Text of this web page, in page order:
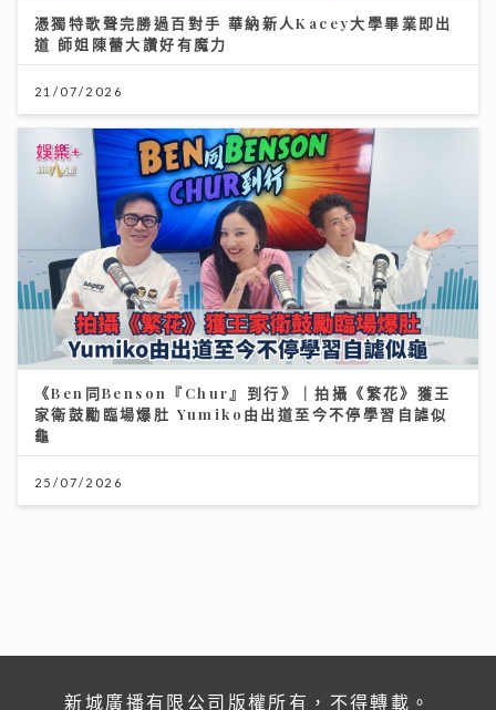
憑獨特歌聲完勝過百對手 華納新人Kacey大學畢業即出
道 師姐陳蕾大讚好有魔力
21/07/2026
《Ben同Benson『Chur』到行》｜拍攝《繁花》獲王
家衛鼓勵臨場爆肚 Yumiko由出道至今不停學習自謔似
龜
25/07/2026
新城廣播有限公司版權所有，不得轉載。